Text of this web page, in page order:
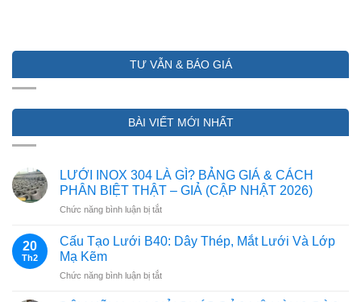
TƯ VẪN & BÁO GIÁ
BÀI VIẾT MỚI NHẤT
LƯỚI INOX 304 LÀ GÌ? BẢNG GIÁ & CÁCH
PHÂN BIỆT THẬT – GIẢ (CẬP NHẬT 2026)
Chức năng bình luận bị tắtở
INOX
GÌ?
20
Th2
Cấu Tạo Lưới B40: Dây Thép, Mắt Lưới Và Lớp
Mạ Kẽm
Chức năng bình luận bị tắtở